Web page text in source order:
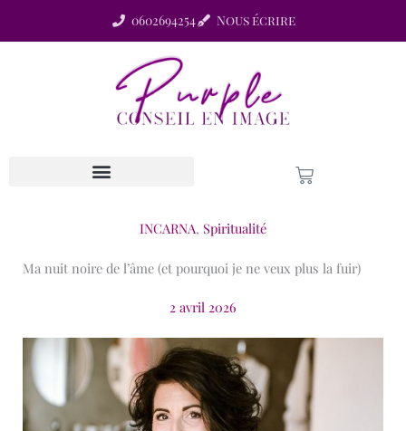
0602694254 Nous écrire
Panier
INCARNA, Spiritualité
Ma nuit noire de l’âme (et pourquoi je ne veux plus la fuir)
2 avril 2026